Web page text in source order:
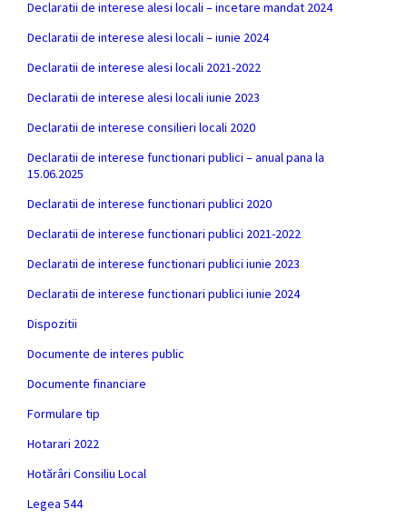
Declaratii de interese alesi locali – incetare mandat 2024
Declaratii de interese alesi locali – iunie 2024
Declaratii de interese alesi locali 2021-2022
Declaratii de interese alesi locali iunie 2023
Declaratii de interese consilieri locali 2020
Declaratii de interese functionari publici – anual pana la
15.06.2025
Declaratii de interese functionari publici 2020
Declaratii de interese functionari publici 2021-2022
Declaratii de interese functionari publici iunie 2023
Declaratii de interese functionari publici iunie 2024
Dispozitii
Documente de interes public
Documente financiare
Formulare tip
Hotarari 2022
Hotărâri Consiliu Local
Legea 544